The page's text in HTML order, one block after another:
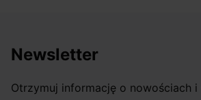
Newsletter
Otrzymuj informację o nowościach